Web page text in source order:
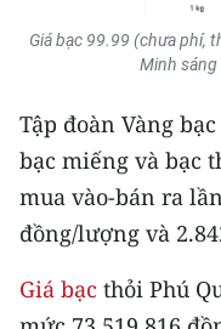
Media Thể thao
Media Y tế
Media Khoa học -
Ảnh
Giá bạc 99.99 (chưa phí,
Minh
Tập đoàn Vàng
bạc miếng và bạc
mua vào-bán ra
đồng/lượng và
Giá bạc thỏi Phú